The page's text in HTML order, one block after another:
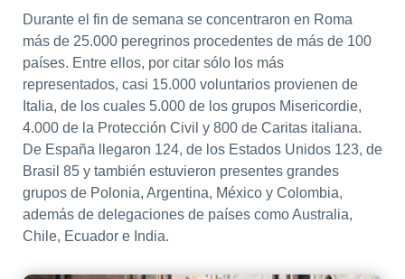
Durante el fin de semana se concentraron en Roma
más de 25.000 peregrinos procedentes de más de 100
países. Entre ellos, por citar sólo los más
representados, casi 15.000 voluntarios provienen de
Italia, de los cuales 5.000 de los grupos Misericordie,
4.000 de la Protección Civil y 800 de Caritas italiana.
De España llegaron 124, de los Estados Unidos 123, de
Brasil 85 y también estuvieron presentes grandes
grupos de Polonia, Argentina, México y Colombia,
además de delegaciones de países como Australia,
Chile, Ecuador e India.